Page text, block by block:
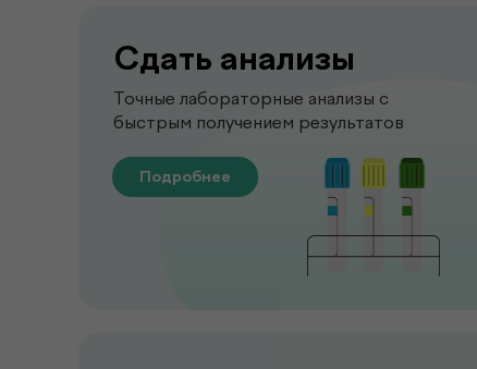
Сдать анализы
Точные лабораторные анализы с
быстрым получением результатов
Подробнее